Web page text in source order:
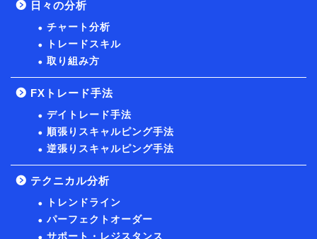
日々の分析
チャート分析
トレードスキル
取り組み方
FXトレード手法
デイトレード手法
順張りスキャルピング手法
逆張りスキャルピング手法
テクニカル分析
トレンドライン
パーフェクトオーダー
サポート・レジスタンス